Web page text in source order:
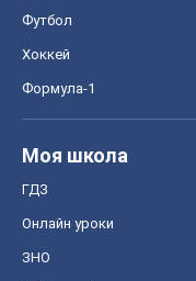
Футбол
Хоккей
Формула-1
Моя школа
ГДЗ
Онлайн уроки
ЗНО